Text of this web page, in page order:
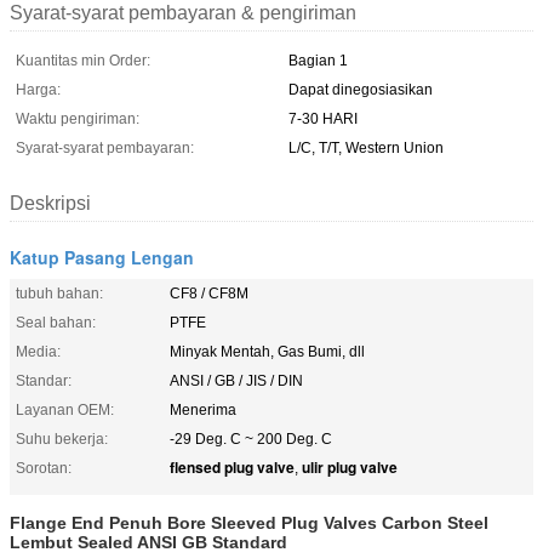
Syarat-syarat pembayaran & pengiriman
Kuantitas min Order:
Bagian 1
Harga:
Dapat dinegosiasikan
Waktu pengiriman:
7-30 HARI
Syarat-syarat pembayaran:
L/C, T/T, Western Union
Deskripsi
Katup Pasang Lengan
tubuh bahan:
CF8 / CF8M
Seal bahan:
PTFE
Media:
Minyak Mentah, Gas Bumi, dll
Standar:
ANSI / GB / JIS / DIN
Layanan OEM:
Menerima
Suhu bekerja:
-29 Deg. C ~ 200 Deg. C
Sorotan:
flensed plug valve, ulir plug valve
Flange End Penuh Bore Sleeved Plug Valves Carbon Steel
Lembut Sealed ANSI GB Standard